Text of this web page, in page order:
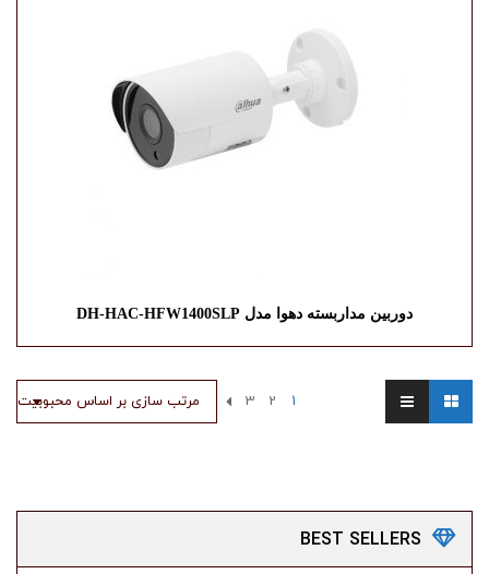
BEST SELLERS
دوربین مداربسته دهوا مدل DH-HAC-HFW1400SLP
مرتب سازی بر اساس محبوبیت 1
2
3